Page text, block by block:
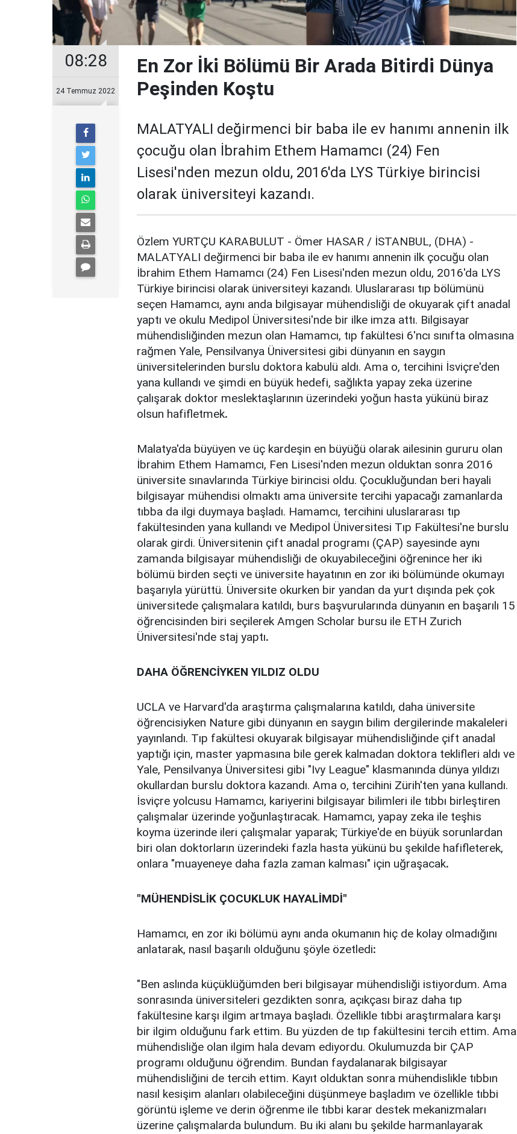
08:28
24 Temmuz 2022
En Zor İki Bölümü Bir Arada Bitirdi Dünya
Peşinden Koştu
MALATYALI değirmenci bir baba ile ev hanımı annenin ilk
çocuğu olan İbrahim Ethem Hamamcı (24) Fen
Lisesi'nden mezun oldu, 2016'da LYS Türkiye birincisi
olarak üniversiteyi kazandı.
Özlem YURTÇU KARABULUT - Ömer HASAR / İSTANBUL, (DHA) -
MALATYALI değirmenci bir baba ile ev hanımı annenin ilk çocuğu olan
İbrahim Ethem Hamamcı (24) Fen Lisesi'nden mezun oldu, 2016'da LYS
Türkiye birincisi olarak üniversiteyi kazandı. Uluslararası tıp bölümünü
seçen Hamamcı, aynı anda bilgisayar mühendisliği de okuyarak çift anadal
yaptı ve okulu Medipol Üniversitesi'nde bir ilke imza attı. Bilgisayar
mühendisliğinden mezun olan Hamamcı, tıp fakültesi 6'ncı sınıfta olmasına
rağmen Yale, Pensilvanya Üniversitesi gibi dünyanın en saygın
üniversitelerinden burslu doktora kabulü aldı. Ama o, tercihini İsviçre'den
yana kullandı ve şimdi en büyük hedefi, sağlıkta yapay zeka üzerine
çalışarak doktor meslektaşlarının üzerindeki yoğun hasta yükünü biraz
olsun hafifletmek.
Malatya'da büyüyen ve üç kardeşin en büyüğü olarak ailesinin gururu olan
İbrahim Ethem Hamamcı, Fen Lisesi'nden mezun olduktan sonra 2016
üniversite sınavlarında Türkiye birincisi oldu. Çocukluğundan beri hayali
bilgisayar mühendisi olmaktı ama üniversite tercihi yapacağı zamanlarda
tıbba da ilgi duymaya başladı. Hamamcı, tercihini uluslararası tıp
fakültesinden yana kullandı ve Medipol Üniversitesi Tıp Fakültesi'ne burslu
olarak girdi. Üniversitenin çift anadal programı (ÇAP) sayesinde aynı
zamanda bilgisayar mühendisliği de okuyabileceğini öğrenince her iki
bölümü birden seçti ve üniversite hayatının en zor iki bölümünde okumayı
başarıyla yürüttü. Üniversite okurken bir yandan da yurt dışında pek çok
üniversitede çalışmalara katıldı, burs başvurularında dünyanın en başarılı 15
öğrencisinden biri seçilerek Amgen Scholar bursu ile ETH Zurich
Üniversitesi'nde staj yaptı.
DAHA ÖĞRENCİYKEN YILDIZ OLDU
UCLA ve Harvard'da araştırma çalışmalarına katıldı, daha üniversite
öğrencisiyken Nature gibi dünyanın en saygın bilim dergilerinde makaleleri
yayınlandı. Tıp fakültesi okuyarak bilgisayar mühendisliğinde çift anadal
yaptığı için, master yapmasına bile gerek kalmadan doktora teklifleri aldı ve
Yale, Pensilvanya Üniversitesi gibi "Ivy League" klasmanında dünya yıldızı
okullardan burslu doktora kazandı. Ama o, tercihini Zürih'ten yana kullandı.
İsviçre yolcusu Hamamcı, kariyerini bilgisayar bilimleri ile tıbbı birleştiren
çalışmalar üzerinde yoğunlaştıracak. Hamamcı, yapay zeka ile teşhis
koyma üzerinde ileri çalışmalar yaparak; Türkiye'de en büyük sorunlardan
biri olan doktorların üzerindeki fazla hasta yükünü bu şekilde hafifleterek,
onlara "muayeneye daha fazla zaman kalması" için uğraşacak.
"MÜHENDİSLİK ÇOCUKLUK HAYALİMDİ"
Hamamcı, en zor iki bölümü aynı anda okumanın hiç de kolay olmadığını
anlatarak, nasıl başarılı olduğunu şöyle özetledi:
"Ben aslında küçüklüğümden beri bilgisayar mühendisliği istiyordum. Ama
sonrasında üniversiteleri gezdikten sonra, açıkçası biraz daha tıp
fakültesine karşı ilgim artmaya başladı. Özellikle tıbbi araştırmalara karşı
bir ilgim olduğunu fark ettim. Bu yüzden de tıp fakültesini tercih ettim. Ama
mühendisliğe olan ilgim hala devam ediyordu. Okulumuzda bir ÇAP
programı olduğunu öğrendim. Bundan faydalanarak bilgisayar
mühendisliğini de tercih ettim. Kayıt olduktan sonra mühendislikle tıbbın
nasıl kesişim alanları olabileceğini düşünmeye başladım ve özellikle tıbbi
görüntü işleme ve derin öğrenme ile tıbbi karar destek mekanizmaları
üzerine çalışmalarda bulundum. Bu iki alanı bu şekilde harmanlayarak